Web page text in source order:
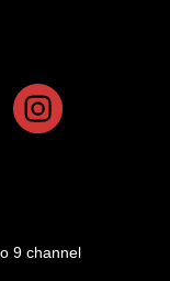
9 channel